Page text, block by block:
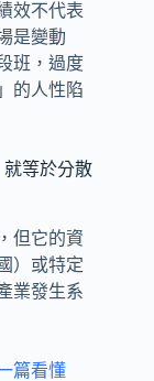
效不代表
是變動
班，過度
的人性陷
等於分散
但它的資
）或特定
業發生系
篇看懂